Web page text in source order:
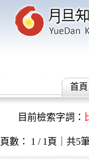
首頁
目前檢索字詞：
頁數： 1 / 1頁｜共5